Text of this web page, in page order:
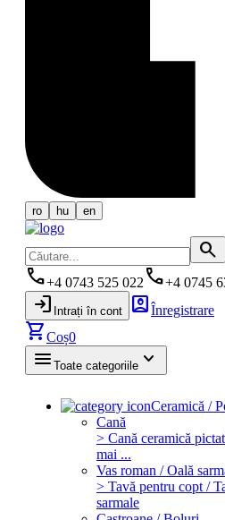
ro hu en
search
phone+4 0743 525 022 phone+4 0745
login Intrați în cont account_boxÎnregistrare
shopping_cartCoș0
menu Toate categoriile keyboard_arrow_down
Ceramică /
Cană
> Cană ceramică
mai ...
Vas roman / Oală
> Tavă pentru copt /
sarmale